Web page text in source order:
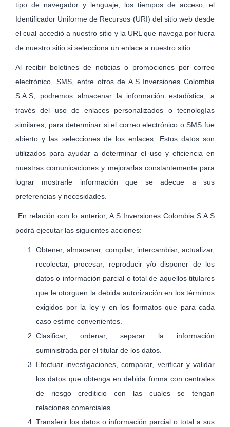
tipo de navegador y lenguaje, los tiempos de acceso, el
Identificador Uniforme de Recursos (URI) del sitio web desde
el cual accedió a nuestro sitio y la URL que navega por fuera
de nuestro sitio si selecciona un enlace a nuestro sitio.
Al recibir boletines de noticias o promociones por correo
electrónico, SMS, entre otros de A.S Inversiones Colombia
S.A.S, podremos almacenar la información estadística, a
través del uso de enlaces personalizados o tecnologías
similares, para determinar si el correo electrónico o SMS fue
abierto y las selecciones de los enlaces. Estos datos son
utilizados para ayudar a determinar el uso y eficiencia en
nuestras comunicaciones y mejorarlas constantemente para
lograr mostrarle información que se adecue a sus
preferencias y necesidades.
En relación con lo anterior, A.S Inversiones Colombia S.A.S
podrá ejecutar las siguientes acciones:
Obtener, almacenar, compilar, intercambiar, actualizar,
recolectar, procesar, reproducir y/o disponer de los
datos o información parcial o total de aquellos titulares
que le otorguen la debida autorización en los términos
exigidos por la ley y en los formatos que para cada
caso estime convenientes.
Clasificar, ordenar, separar la información
suministrada por el titular de los datos.
Efectuar investigaciones, comparar, verificar y validar
los datos que obtenga en debida forma con centrales
de riesgo crediticio con las cuales se tengan
relaciones comerciales.
Transferir los datos o información parcial o total a sus